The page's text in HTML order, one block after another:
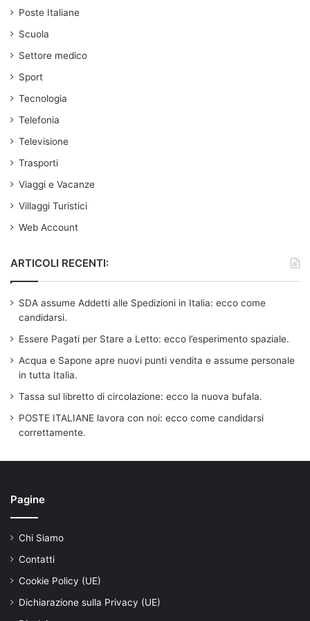
Poste Italiane
Scuola
Settore medico
Sport
Tecnologia
Telefonia
Televisione
Trasporti
Viaggi e Vacanze
Villaggi Turistici
Web Account
ARTICOLI RECENTI:
SDA assume Addetti alle Spedizioni in Italia: ecco come
candidarsi.
Essere Pagati per Stare a Letto: ecco l’esperimento spaziale.
Acqua e Sapone apre nuovi punti vendita e assume personale
in tutta Italia.
Tassa sul libretto di circolazione: ecco la nuova bufala.
POSTE ITALIANE lavora con noi: ecco come candidarsi
correttamente.
Pagine
Chi Siamo
Contatti
Cookie Policy (UE)
Dichiarazione sulla Privacy (UE)